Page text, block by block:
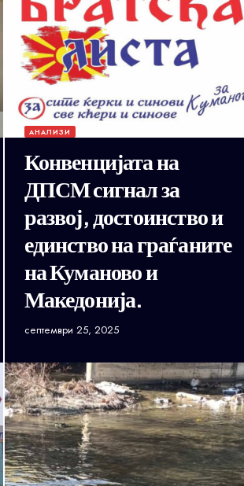
АНАЛИЗИ
Конвенцијата на
ДПСМ сигнал за
развој, достоинство и
единство на граѓаните
на Куманово и
Македонија.
септември 25, 2025